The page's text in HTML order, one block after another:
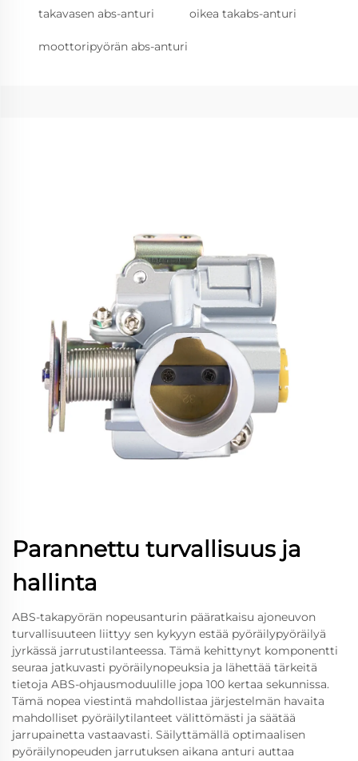
takavasen abs-anturi oikea takabs-anturi
moottoripyörän abs-anturi
Parannettu turvallisuus ja
hallinta
ABS-takapyörän nopeusanturin pääratkaisu ajoneuvon
turvallisuuteen liittyy sen kykyyn estää pyöräilypyöräilyä
jyrkässä jarrutustilanteessa. Tämä kehittynyt komponentti
seuraa jatkuvasti pyöräilynopeuksia ja lähettää tärkeitä
tietoja ABS-ohjausmoduulille jopa 100 kertaa sekunnissa.
Tämä nopea viestintä mahdollistaa järjestelmän havaita
mahdolliset pyöräilytilanteet välittömästi ja säätää
jarrupainetta vastaavasti. Säilyttämällä optimaalisen
pyöräilynopeuden jarrutuksen aikana anturi auttaa